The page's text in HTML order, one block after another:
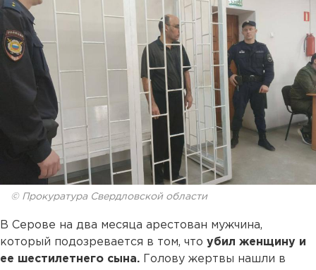
© Прокуратура Свердловской области
В Серове на два месяца арестован мужчина,
который подозревается в том, что убил женщину и
ее шестилетнего сына.
Голову жертвы нашли в